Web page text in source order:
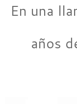
En una
años